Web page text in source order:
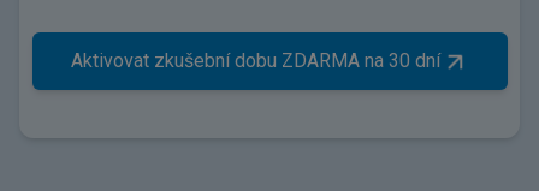
Aktivovat zkušební dobu ZDARMA na 30 dní